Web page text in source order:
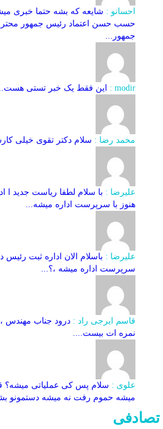
احسانو : شایعه که بشه حتما خبری
حسب حسن اعتماد رئیس جمهور
جمهور...
modir : این فقط یک خبر تستی
محمد رضا : سلام دکتر تقوی خیلی
علیرضا : با سلام لطفا ریاست جدید ا
هنوز با سرپرست اداره‌ میشه...
علیرضا : باسلام الان اداره ثبت رئیس
سرپرست اداره میشه ،؟...
قاسم ایرجی راد : درود جناب مهندس
نمره ات بیست....
علوی : سلام پس کی عملیاتی میشه؟
میشه حموم رفت نه میشه دستمونو
تصادفی